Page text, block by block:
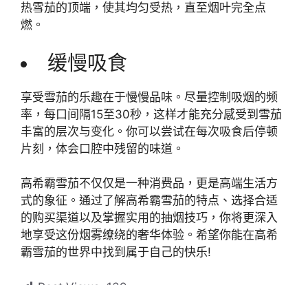
热雪茄的顶端，使其均匀受热，直至烟叶完全点
燃。
缓慢吸食
享受雪茄的乐趣在于慢慢品味。尽量控制吸烟的频
率，每口间隔15至30秒，这样才能充分感受到雪茄
丰富的层次与变化。你可以尝试在每次吸食后停顿
片刻，体会口腔中残留的味道。
高希霸雪茄不仅仅是一种消费品，更是高端生活方
式的象征。通过了解高希霸雪茄的特点、选择合适
的购买渠道以及掌握实用的抽烟技巧，你将更深入
地享受这份烟雾缭绕的奢华体验。希望你能在高希
霸雪茄的世界中找到属于自己的快乐!